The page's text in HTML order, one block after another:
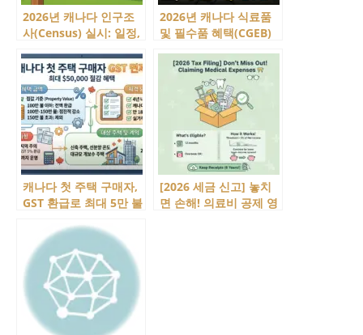
2026년 캐나다 인구조
사(Census) 실시: 일정,
리
2026년 캐나다 식료품
및 필수품 혜택(CGEB)
졌어요!
캐나다 첫 주택 구매자,
GST 환급로 최대 5만 불
[2026 세금 신고] 놓치
면 손해! 의료비 공제 영